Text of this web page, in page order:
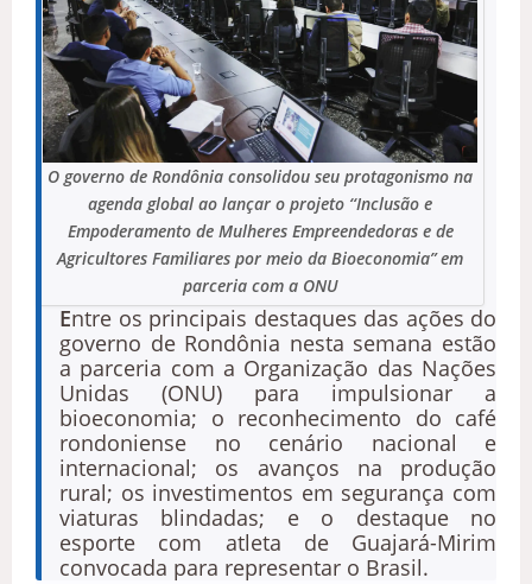
O governo de Rondônia consolidou seu protagonismo na
agenda global ao lançar o projeto ‘‘Inclusão e
Empoderamento de Mulheres Empreendedoras e de
Agricultores Familiares por meio da Bioeconomia” em
parceria com a ONU
Entre os principais destaques das ações do
governo de Rondônia nesta semana estão
a parceria com a Organização das Nações
Unidas (ONU) para impulsionar a
bioeconomia; o reconhecimento do café
rondoniense no cenário nacional e
internacional; os avanços na produção
rural; os investimentos em segurança com
viaturas blindadas; e o destaque no
esporte com atleta de Guajará-Mirim
convocada para representar o Brasil.